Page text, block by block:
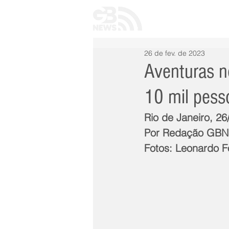
Aventuras
10 mil
26 de fev. de 2023
Rio de Janeiro,
Por Redação
Fotos: Leonardo